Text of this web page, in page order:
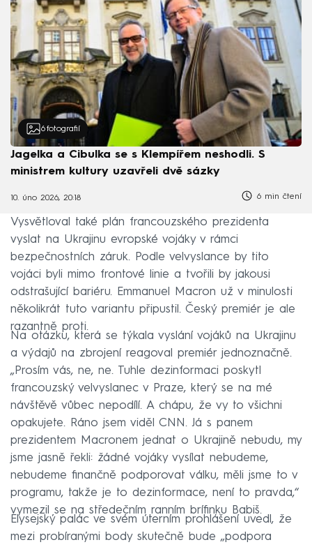
6 fotografií
Jagelka a Cibulka se s Klempířem neshodli. S
ministrem kultury uzavřeli dvě sázky
10. úno 2026, 20:18 6 min čtení
Vysvětloval také plán francouzského prezidenta
vyslat na Ukrajinu evropské vojáky v rámci
bezpečnostních záruk. Podle velvyslance by tito
vojáci byli mimo frontové linie a tvořili by jakousi
odstrašující bariéru. Emmanuel Macron už v minulosti
několikrát tuto variantu připustil. Český premiér je ale
razantně proti.
Na otázku, která se týkala vyslání vojáků na Ukrajinu
a výdajů na zbrojení reagoval premiér jednoznačně.
„Prosím vás, ne, ne. Tuhle dezinformaci poskytl
francouzský velvyslanec v Praze, který se na mé
návštěvě vůbec nepodílí. A chápu, že vy to všichni
opakujete. Ráno jsem viděl CNN. Já s panem
prezidentem Macronem jednat o Ukrajině nebudu, my
jsme jasně řekli: žádné vojáky vysílat nebudeme,
nebudeme finančně podporovat válku, měli jsme to v
programu, takže je to dezinformace, není to pravda,“
vymezil se na středečním ranním brífinku Babiš.
Elysejský palác ve svém úterním prohlášení uvedl, že
mezi probíranými body skutečně bude „podpora